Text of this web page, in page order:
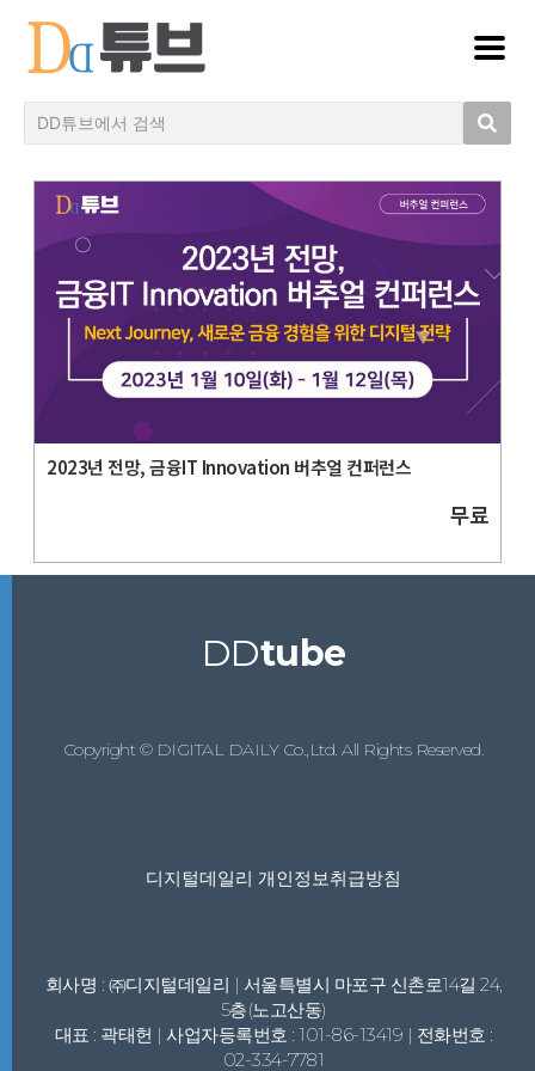
2023년 전망, 금융IT Innovation 버추얼 컨퍼런스
무료
DDtube
Copyright © DIGITAL DAILY Co.,Ltd. All Rights Reserved.
디지털데일리 개인정보취급방침
회사명 : ㈜디지털데일리 | 서울특별시 마포구 신촌로14길 24,
5층(노고산동)
대표 : 곽태헌 | 사업자등록번호 : 101-86-13419 | 전화번호 :
02-334-7781